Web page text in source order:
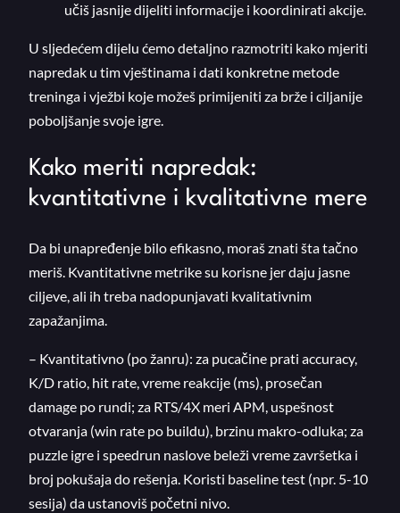
učiš jasnije dijeliti informacije i koordinirati akcije.
U sljedećem dijelu ćemo detaljno razmotriti kako mjeriti
napredak u tim vještinama i dati konkretne metode
treninga i vježbi koje možeš primijeniti za brže i ciljanije
poboljšanje svoje igre.
Kako meriti napredak:
kvantitativne i kvalitativne mere
Da bi unapređenje bilo efikasno, moraš znati šta tačno
meriš. Kvantitativne metrike su korisne jer daju jasne
ciljeve, ali ih treba nadopunjavati kvalitativnim
zapažanjima.
– Kvantitativno (po žanru): za pucačine prati accuracy,
K/D ratio, hit rate, vreme reakcije (ms), prosečan
damage po rundi; za RTS/4X meri APM, uspešnost
otvaranja (win rate po buildu), brzinu makro-odluka; za
puzzle igre i speedrun naslove beleži vreme završetka i
broj pokušaja do rešenja. Koristi baseline test (npr. 5-10
sesija) da ustanoviš početni nivo.